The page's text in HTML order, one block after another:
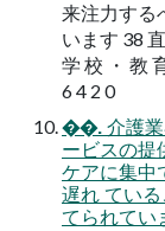
来注力する
います 38
学 校 ・ 教
6 4 2 0
��. 介護業
ービスの提
ケアに集中
遅れ てい
てられてい